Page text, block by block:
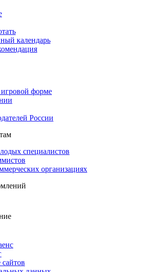
календарь
форме
России
специалистов
организациях